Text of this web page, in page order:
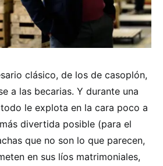
clásico, de los de casoplón,
a las becarias. Y durante una
le explota en la cara poco a
divertida posible (para el
que no son lo que parecen,
en sus líos matrimoniales,